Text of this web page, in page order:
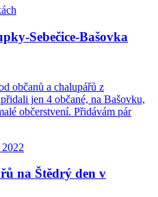
Sebečice-Bašovka
občanů a chalupářů z
jen 4 občané, na Bašovku,
občerstvení. Přidávám pár
na Štědrý den v